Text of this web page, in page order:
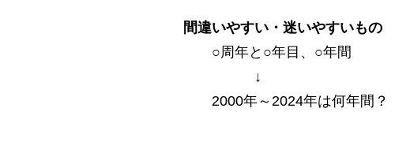
間違いやすい・迷いやすいもの
○周年と○年目、○年間
↓
2000年～2024年は何年間？